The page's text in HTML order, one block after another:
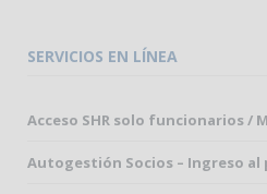
SERVICIOS EN LÍNEA
Acceso SHR solo funcionarios /
Autogestión Socios – Ingreso al